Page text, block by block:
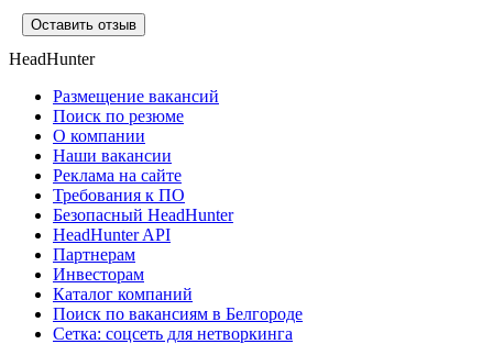
Оставить отзыв
HeadHunter
Размещение вакансий
Поиск по резюме
О компании
Наши вакансии
Реклама на сайте
Требования к ПО
Безопасный HeadHunter
HeadHunter API
Партнерам
Инвесторам
Каталог компаний
Поиск по вакансиям в Белгороде
Сетка: соцсеть для нетворкинга